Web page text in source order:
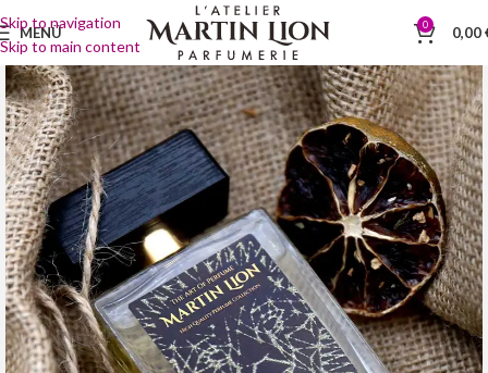
Skip to navigation
Skip to main content
MENÜ 0 0,00